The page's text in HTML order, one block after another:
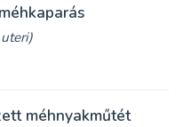
méhnyakműtét